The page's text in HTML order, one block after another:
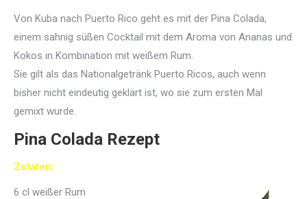
Von Kuba nach Puerto Rico geht es mit der Pina Colada,
einem sahnig süßen Cocktail mit dem Aroma von Ananas und
Kokos in Kombination mit weißem Rum.
Sie gilt als das Nationalgetränk Puerto Ricos, auch wenn
bisher nicht eindeutig geklärt ist, wo sie zum ersten Mal
gemixt wurde.
Pina Colada Rezept
Zutaten:
6 cl weißer Rum